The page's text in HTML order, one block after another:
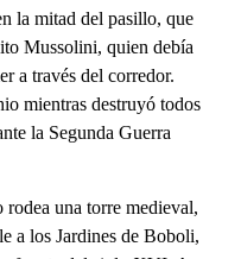
la mitad del pasillo, que
Mussolini, quien debía
a través del corredor.
mientras destruyó todos
la Segunda Guerra
una torre medieval,
a los Jardines de Boboli,